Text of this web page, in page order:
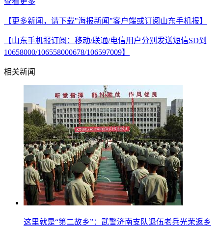
【更多新闻，请下载"海报新闻"客户端或订阅山东手机报】
【山东手机报订阅：移动/联通/电信用户分别发送短信SD到
10658000/106558000678/106597009】
相关新闻
这里就是“第二故乡”：武警济南支队退伍老兵光荣返乡